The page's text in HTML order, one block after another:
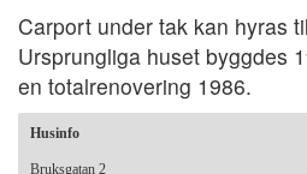
Carport under tak kan hyras
Ursprungliga huset byggdes
en totalrenovering 1986.
Husinfo
Bruksgatan 2